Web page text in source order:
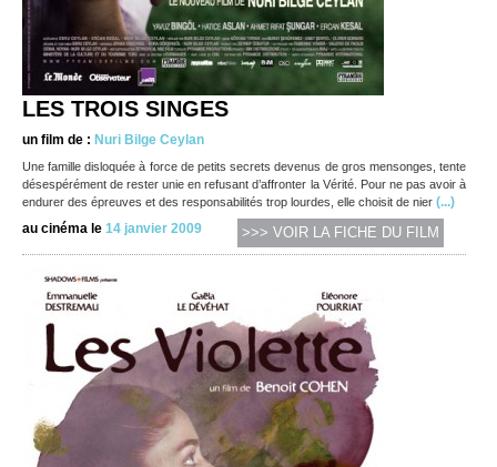
LES TROIS SINGES
un film de : Nuri Bilge Ceylan
Une famille disloquée à force de petits secrets devenus de gros mensonges, tente
désespérément de rester unie en refusant d’affronter la Vérité. Pour ne pas avoir à
endurer des épreuves et des responsabilités trop lourdes, elle choisit de nier (...)
au cinéma le 14 janvier 2009 >>> VOIR LA FICHE DU FILM